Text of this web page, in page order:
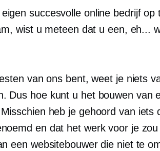
succesvolle online bedrijf op
wist u meteen dat u een, eh...
van ons bent, weet je niets
Dus hoe kunt u het bouwen van
heb je gehoord van iets
en dat het werk voor je
een websitebouwer die niet te